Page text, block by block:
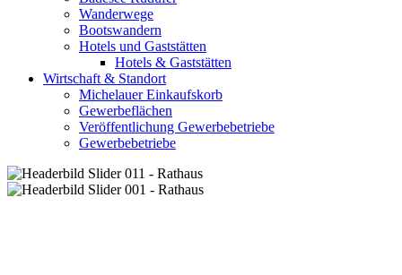
Wanderwege
Bootswandern
Hotels und Gaststätten
Hotels & Gaststätten
Wirtschaft & Standort
Michelauer Einkaufskorb
Gewerbeflächen
Veröffentlichung Gewerbebetriebe
Gewerbebetriebe